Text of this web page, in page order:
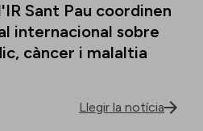
Sant Pau coordinen
internacional sobre
càncer i malaltia
Llegir la notícia